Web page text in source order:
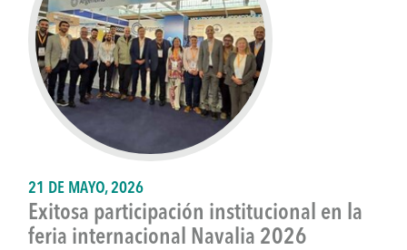
21 DE MAYO, 2026
Exitosa participación institucional en la
feria internacional Navalia 2026